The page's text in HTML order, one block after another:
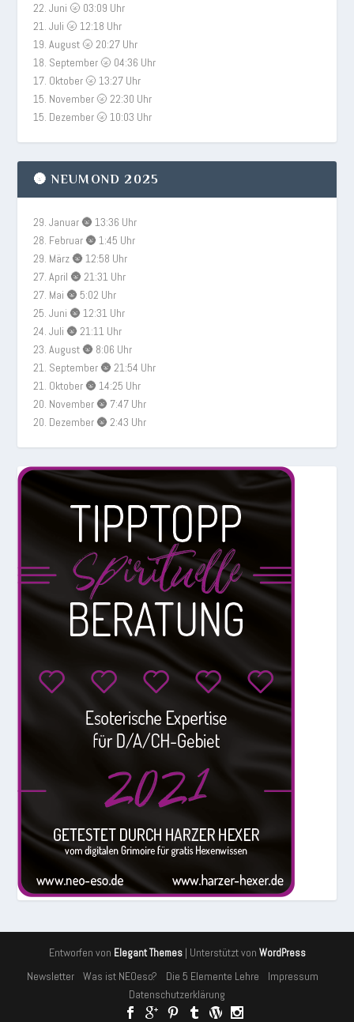
22. Juni 🌝 03:09 Uhr
21. Juli 🌝 12:18 Uhr
19. August 🌝 20:27 Uhr
18. September 🌝 04:36 Uhr
17. Oktober 🌝 13:27 Uhr
15. November 🌝 22:30 Uhr
15. Dezember 🌝 10:03 Uhr
🌚 NEUMOND 2025
29. Januar 🌚 13:36 Uhr
28. Februar 🌚 1:45 Uhr
29. März 🌚 12:58 Uhr
27. April 🌚 21:31 Uhr
27. Mai 🌚 5:02 Uhr
25. Juni 🌚 12:31 Uhr
24. Juli 🌚 21:11 Uhr
23. August 🌚 8:06 Uhr
21. September 🌚 21:54 Uhr
21. Oktober 🌚 14:25 Uhr
20. November 🌚 7:47 Uhr
20. Dezember 🌚 2:43 Uhr
Entworfen von Elegant Themes| Unterstützt von WordPress
Newsletter Was ist NEOeso? Die 5 Elemente Lehre
Impressum
Datenschutzerklärung